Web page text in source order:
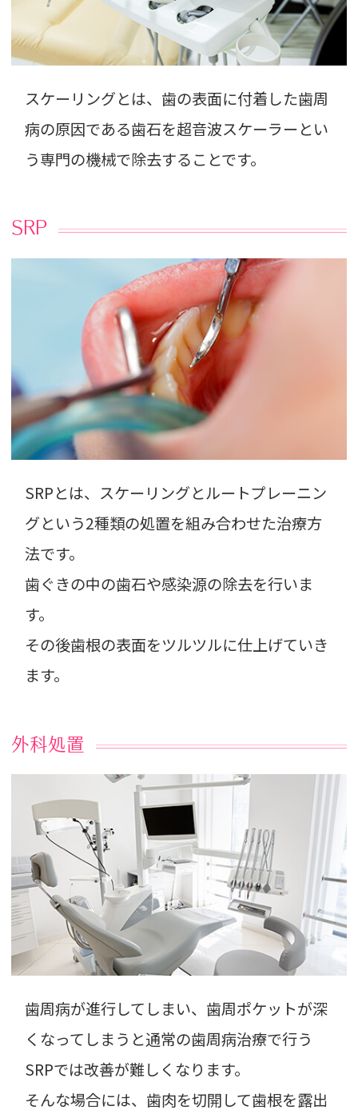
スケーリングとは、歯の表面に付着した歯周
病の原因である歯石を超音波スケーラーとい
う専門の機械で除去することです。
SRP
SRPとは、スケーリングとルートプレーニン
グという2種類の処置を組み合わせた治療方
法です。
歯ぐきの中の歯石や感染源の除去を行いま
す。
その後歯根の表面をツルツルに仕上げていき
ます。
外科処置
歯周病が進行してしまい、歯周ポケットが深
くなってしまうと通常の歯周病治療で行う
SRPでは改善が難しくなります。
そんな場合には、歯肉を切開して歯根を露出